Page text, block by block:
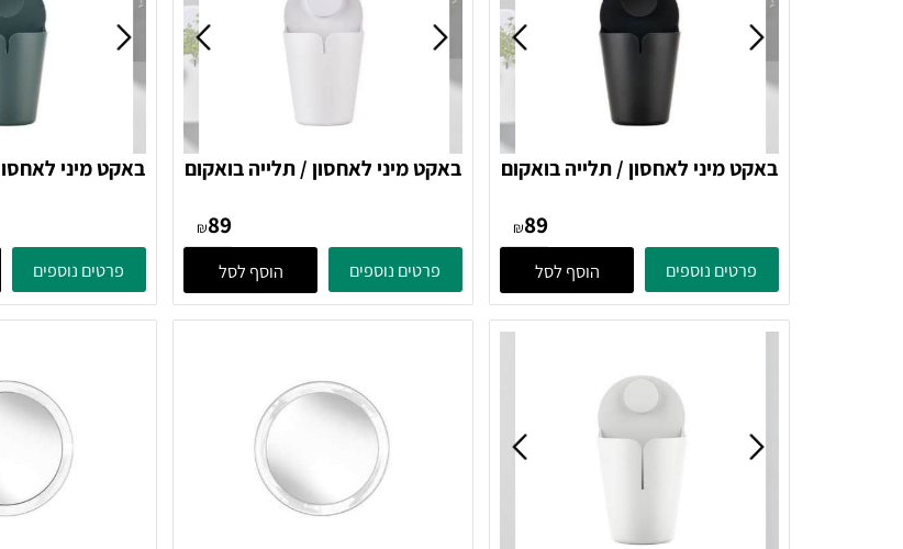
Denmark
₪89
פרטים נוספים הוסף לסל
Denmark
₪89
פרטים נוספים הוסף לסל
Denmark
פרטים נוספים